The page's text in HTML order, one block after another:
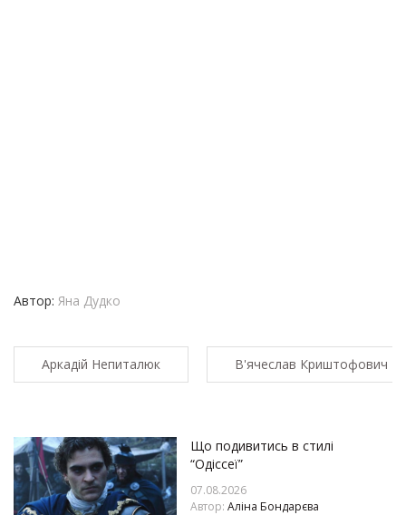
Автор: Яна Дудко
Аркадій Непиталюк В'ячеслав Криштофович
Що подивитись в стилі
“Одіссеї”
07.08.2026
Автор: Аліна Бондарєва